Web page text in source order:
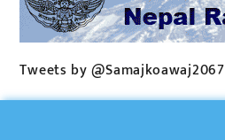
Tweets by @Samajkoawaj2067